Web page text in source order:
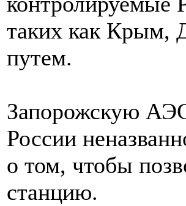
таких как Крым,
путем.
Запорожскую АЭС
России
о том, чтобы
станцию.